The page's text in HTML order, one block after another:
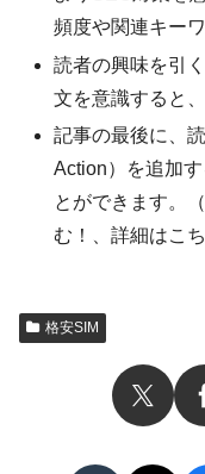
頻度や関連キー
読者の興味を引
文を意識すると
記事の最後に、
Action）を追加
とができます。
む！、詳細はこち
格安SIM